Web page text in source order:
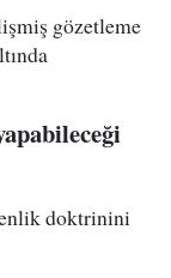
gözetleme
doktrinini